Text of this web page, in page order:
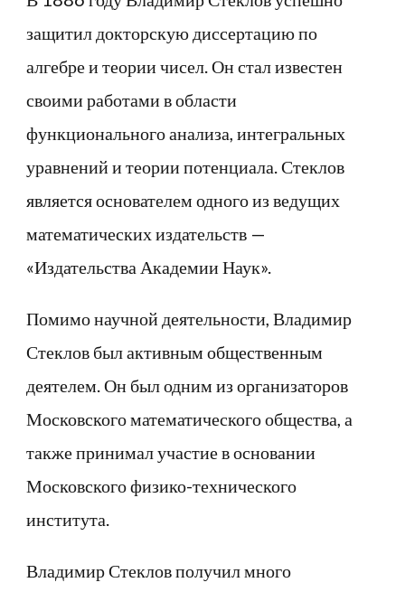
защитил докторскую диссертацию по
алгебре и теории чисел. Он стал известен
своими работами в области
функционального анализа, интегральных
уравнений и теории потенциала. Стеклов
является основателем одного из ведущих
математических издательств —
«Издательства Академии Наук».
Помимо научной деятельности, Владимир
Стеклов был активным общественным
деятелем. Он был одним из организаторов
Московского математического общества, а
также принимал участие в основании
Московского физико-технического
института.
Владимир Стеклов получил много